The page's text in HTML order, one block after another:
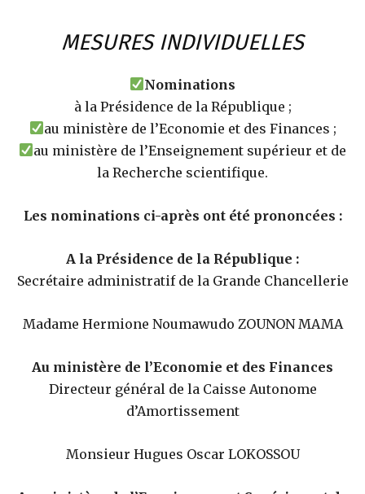
MESURES INDIVIDUELLES
Nominations
à la Présidence de la République ;
au ministère de l’Economie et des Finances ;
au ministère de l’Enseignement supérieur et de
la Recherche scientifique.
Les nominations ci-après ont été prononcées :
A la Présidence de la République :
Secrétaire administratif de la Grande Chancellerie
Madame Hermione Noumawudo ZOUNON MAMA
Au ministère de l’Economie et des Finances
Directeur général de la Caisse Autonome
d’Amortissement
Monsieur Hugues Oscar LOKOSSOU